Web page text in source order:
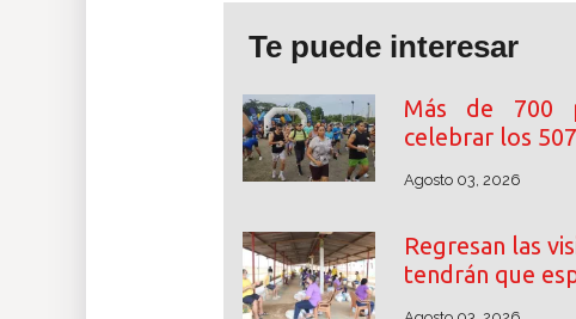
Te puede interesar
Más de 700
celebrar los
Agosto 03, 2026
Regresan las
tendrán que